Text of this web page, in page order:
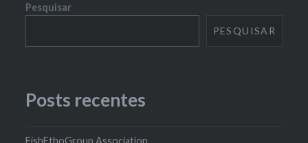
Pesquisar
PESQUISAR
Posts recentes